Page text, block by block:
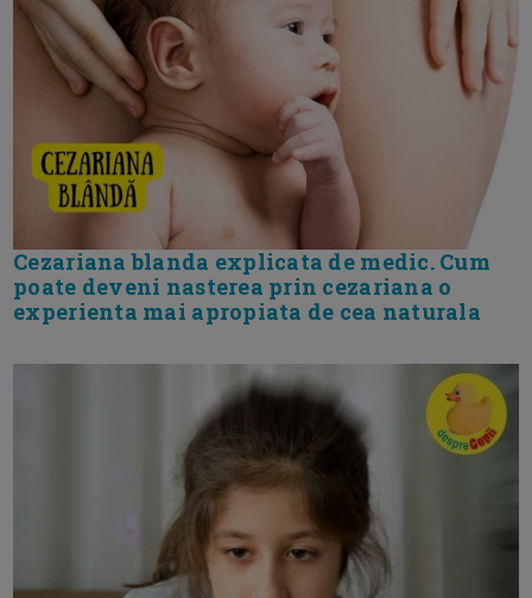
Cezariana blanda explicata de medic. Cum
poate deveni nasterea prin cezariana o
experienta mai apropiata de cea naturala